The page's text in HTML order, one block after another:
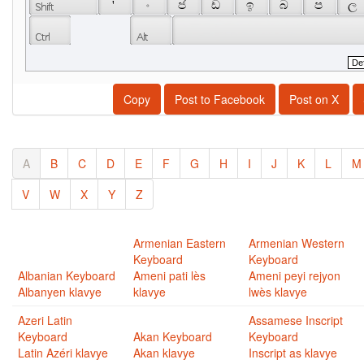
' ං ජ ඩ ඉ බ ප ල
Copy Post to Facebook Post on X
A B C D E F G H I J K L
M
V
W X Y Z
Albanian Keyboard
Albanyen klavye
Armenian Eastern
Keyboard
Ameni pati lès
klavye
Armenian Western
Keyboard
Ameni peyi rejyon
lwès klavye
Azeri Latin
Keyboard
Latin Azéri klavye
Akan Keyboard
Akan klavye
Assamese Inscript
Keyboard
Inscript as klavye